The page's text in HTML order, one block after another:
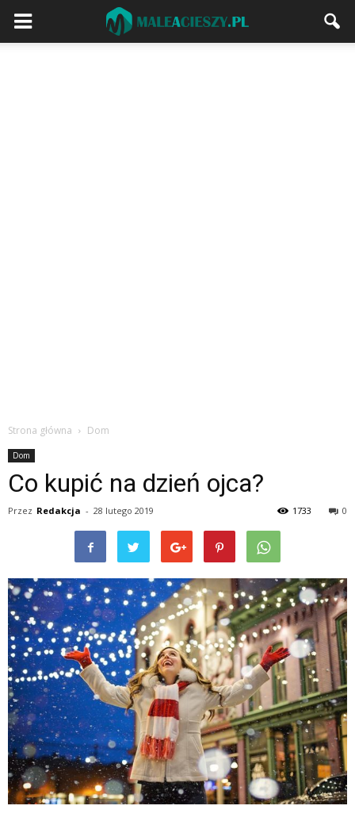
Strona główna Dom
Dom
Co kupić na dzień ojca?
Przez Redakcja - 28 lutego 2019 0
1733